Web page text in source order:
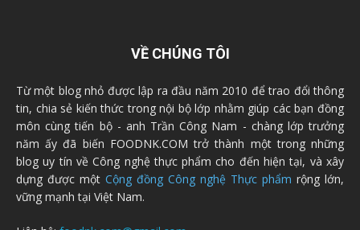
VỀ CHÚNG TÔI
Từ một blog nhỏ được lập ra đầu năm 2010 để trao đổi thông
tin, chia sẻ kiến thức trong nội bộ lớp nhằm giúp các bạn đồng
môn cùng tiến bộ - anh Trần Công Nam - chàng lớp trưởng
năm ấy đã biến FOODNK.COM trở thành một trong những
blog uy tín về Công nghệ thực phẩm cho đến hiện tại, và xây
dựng được một Cộng đồng Công nghệ Thực phẩm rộng lớn,
vững mạnh tại Việt Nam.